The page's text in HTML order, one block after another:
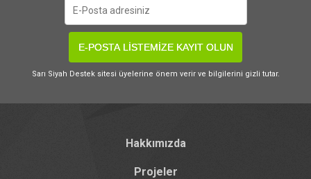
E-POSTA LİSTEMİZE KAYIT OLUN
Sarı Siyah Destek sitesi üyelerine önem verir ve bilgilerini gizli tutar.
Hakkımızda
Projeler